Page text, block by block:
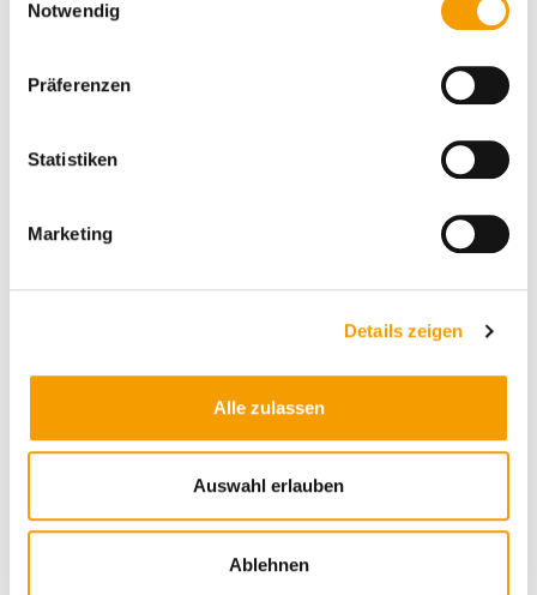
Notwendig
Präferenzen
Statistiken
Marketing
Details zeigen
Alle zulassen
Auswahl erlauben
Ablehnen
Details und Varianten
Ausstattungsextras